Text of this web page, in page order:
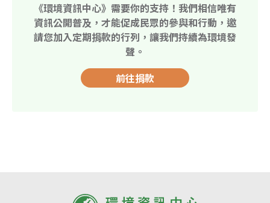
《環境資訊中心》需要你的支持！我們相信唯有
資訊公開普及，才能促成民眾的參與和行動，邀
請您加入定期捐款的行列，讓我們持續為環境發
聲。
前往捐款